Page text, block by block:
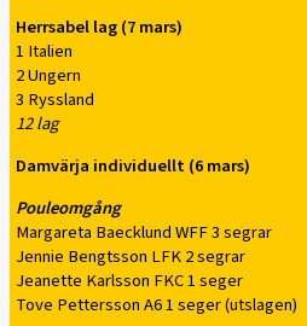
Herrsabel lag (7 mars)
1 Italien
2 Ungern
3 Ryssland
12 lag
Damvärja individuellt (6 mars)
Pouleomgång
Margareta Baecklund WFF 3 segrar
Jennie Bengtsson LFK 2 segrar
Jeanette Karlsson FKC 1 seger
Tove Pettersson A6 1 seger (utslagen)